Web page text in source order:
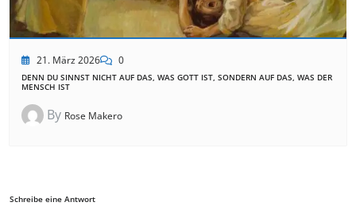
21. März 2026 0
DENN DU SINNST NICHT AUF DAS, WAS GOTT IST, SONDERN AUF DAS, WAS DER
MENSCH IST
By Rose Makero
Schreibe eine Antwort